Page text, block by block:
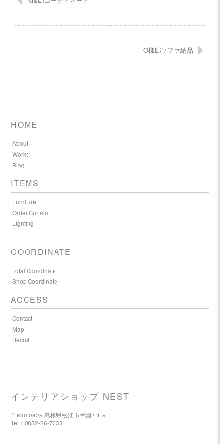
O様邸ソファ納品
HOME
About
Works
Blog
ITEMS
Furniture
Order Curtain
Lighting
COORDINATE
Total Coordinate
Shop Coordinate
ACCESS
Contact
Map
Recruit
インテリアショップ NEST
〒690-0825 島根県松江市学園2-1-5
Tel：0852-26-7333